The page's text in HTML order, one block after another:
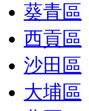
葵青區
西貢區
沙田區
大埔區